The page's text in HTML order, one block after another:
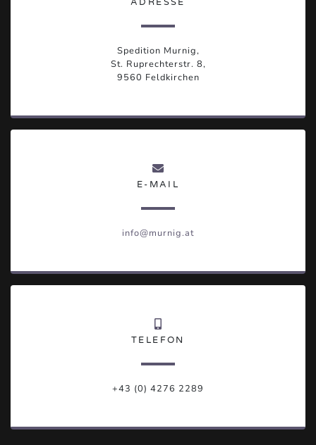
Spedition Murnig,
St. Ruprechterstr. 8,
9560 Feldkirchen
E-MAIL
info@murnig.at
TELEFON
+43 (0) 4276 2289